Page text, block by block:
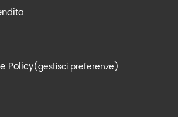
Policy(gestisci preferenze)